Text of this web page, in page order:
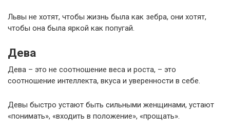
Львы не хотят, чтобы жизнь была как зебра, они хотят,
чтобы она была яркой как попугай.
Дева
Дева – это не соотношение веса и роста, – это
соотношение интеллекта, вкуса и уверенности в себе.
Девы быстро устают быть сильными женщинами, устают
«понимать», «входить в положение», «прощать».